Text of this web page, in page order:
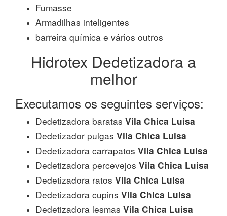
Fumasse
Armadilhas inteligentes
barreira química e vários outros
Hidrotex Dedetizadora a
melhor
Executamos os seguintes serviços:
Dedetizadora baratas Vila Chica Luisa
Dedetizador pulgas Vila Chica Luisa
Dedetizadora carrapatos Vila Chica Luisa
Dedetizadora percevejos Vila Chica Luisa
Dedetizadora ratos Vila Chica Luisa
Dedetizadora cupins Vila Chica Luisa
Dedetizadora lesmas Vila Chica Luisa